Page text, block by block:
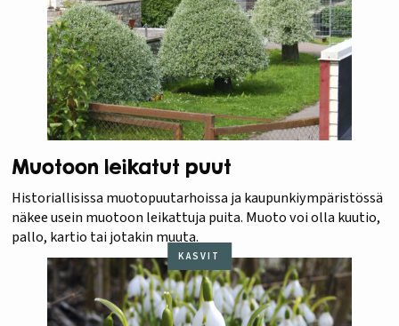
Muotoon leikatut puut
Historiallisissa muotopuutarhoissa ja kaupunkiympäristössä
näkee usein muotoon leikattuja puita. Muoto voi olla kuutio,
pallo, kartio tai jotakin muuta.
KASVIT